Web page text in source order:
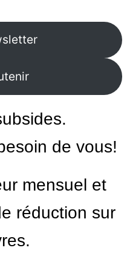
de vous!
mensuel et
réduction sur